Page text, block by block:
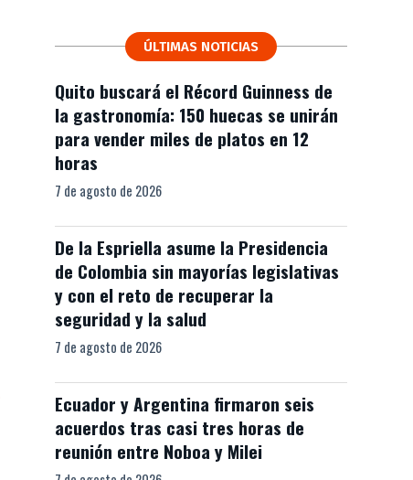
ÚLTIMAS NOTICIAS
Quito buscará el Récord Guinness de
la gastronomía: 150 huecas se unirán
para vender miles de platos en 12
horas
7 de agosto de 2026
De la Espriella asume la Presidencia
de Colombia sin mayorías legislativas
y con el reto de recuperar la
seguridad y la salud
7 de agosto de 2026
Ecuador y Argentina firmaron seis
acuerdos tras casi tres horas de
reunión entre Noboa y Milei